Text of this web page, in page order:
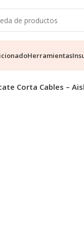
Herramientas
Corta Cables –